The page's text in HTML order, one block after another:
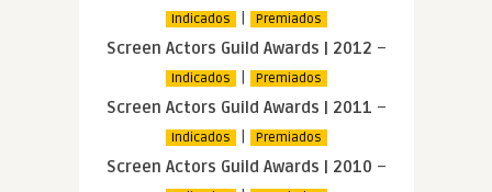
Indicados | Premiados
Screen Actors Guild Awards | 2012 –
Indicados | Premiados
Screen Actors Guild Awards | 2011 –
Indicados | Premiados
Screen Actors Guild Awards | 2010 –